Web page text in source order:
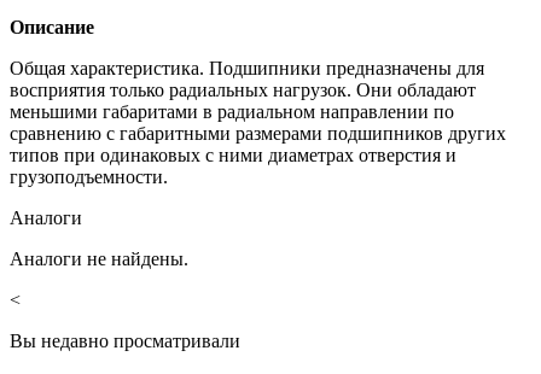
Описание
Общая характеристика. Подшипники предназначены для
восприятия только радиальных нагрузок. Они обладают
меньшими габаритами в радиальном направлении по
сравнению с габаритными размерами подшипников других
типов при одинаковых с ними диаметрах отверстия и
грузоподъемности.
Аналоги
Аналоги не найдены.
<
Вы недавно просматривали